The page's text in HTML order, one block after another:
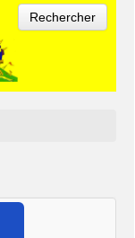
Rechercher